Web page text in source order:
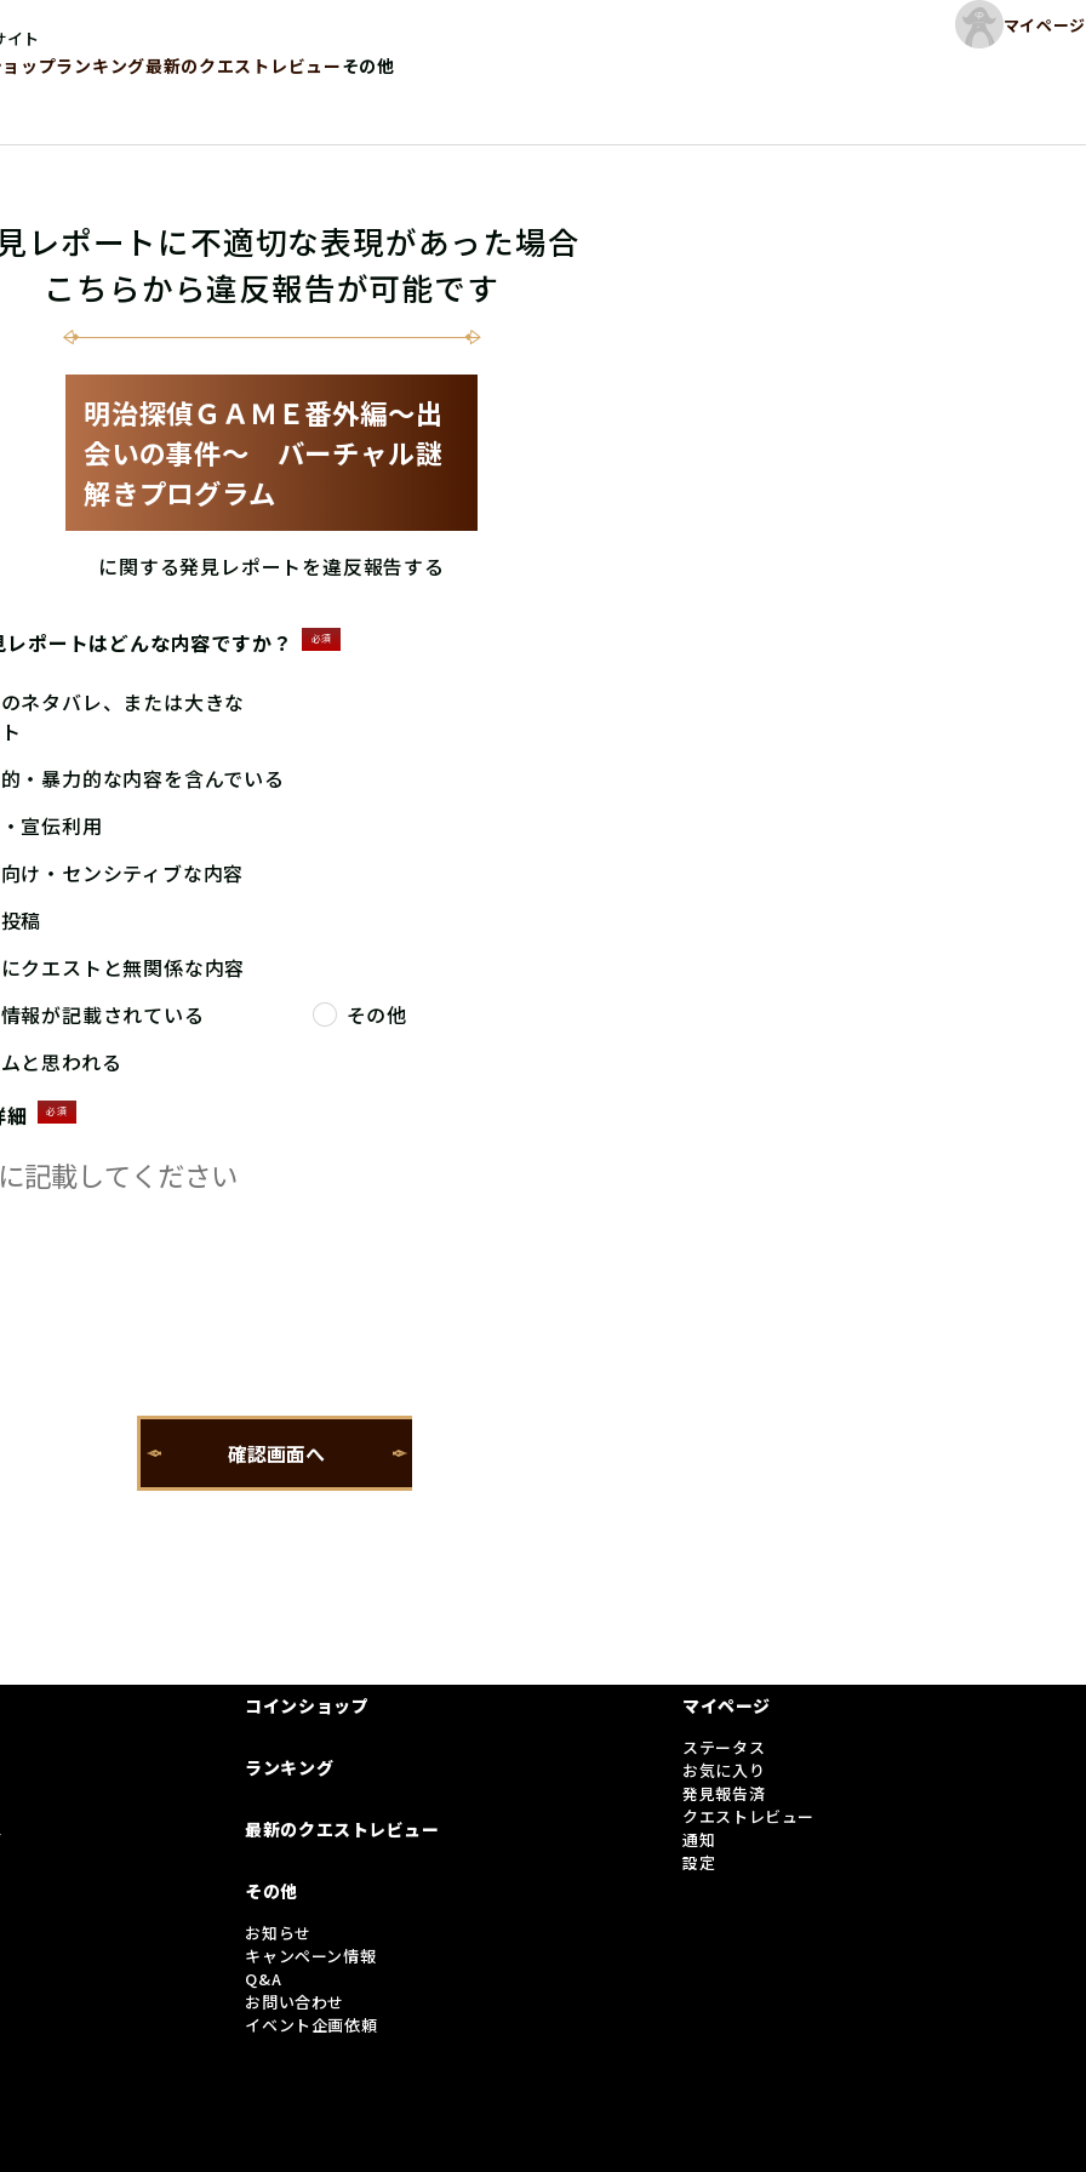
イト
マイページ
ップランキング最新のクエストレビューその他
レポートに不適切な表現があった場合
こちらから違反報告が可能です
明治探偵ＧＡＭＥ番外編〜出
会いの事件〜 バーチャル謎
解きプログラム
に関する発見レポートを違反報告する
ポートはどんな内容ですか？ 必須
ネタバレ、または大きな
・暴力的な内容を含んでいる
宣伝利用
け・センシティブな内容
稿
クエストと無関係な内容
報が記載されている
その他
と思われる
細
必須
コインショップ
ランキング
最新のクエストレビュー
その他
お知らせ
キャンペーン情報
Q&A
お問い合わせ
イベント企画依頼
マイページ
ステータス
お気に入り
発見報告済
クエストレビュー
通知
設定